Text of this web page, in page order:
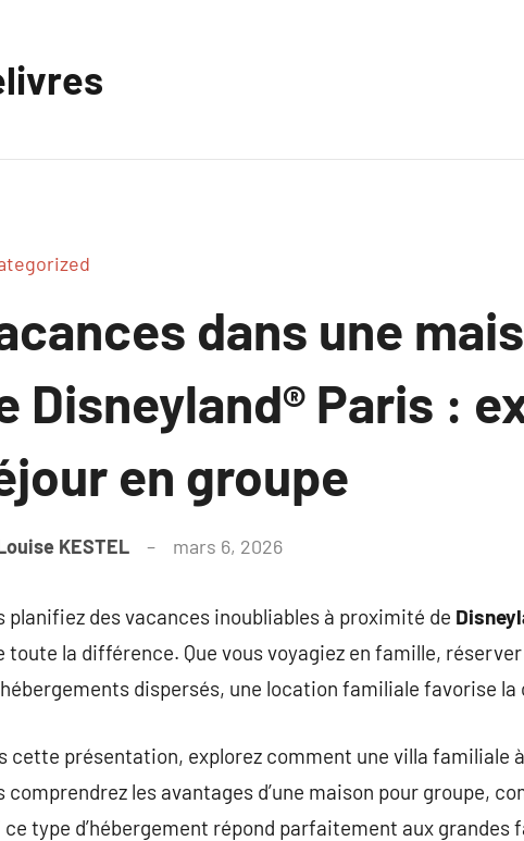
dans une
Disneyland® Paris :
en groupe
KESTEL mars 6, 2026
planifiez des vacances inoubliables à proximité de
toute la différence. Que vous voyagiez en famille,
dispersés, une location familiale favorise
cette présentation, explorez comment une villa familiale
comprendrez les avantages d’une maison pour groupe,
ce type d’hébergement répond parfaitement aux grandes